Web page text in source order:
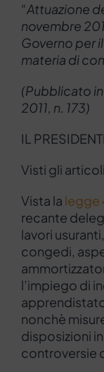
“Attuazione
novembre
Governo per
materia di
(Pubblicato
2011, n. 173)
IL
Visti gli
Vista la legge
recante
lavori
congedi,
l’impiego di
nonchè
disposizioni
controversie